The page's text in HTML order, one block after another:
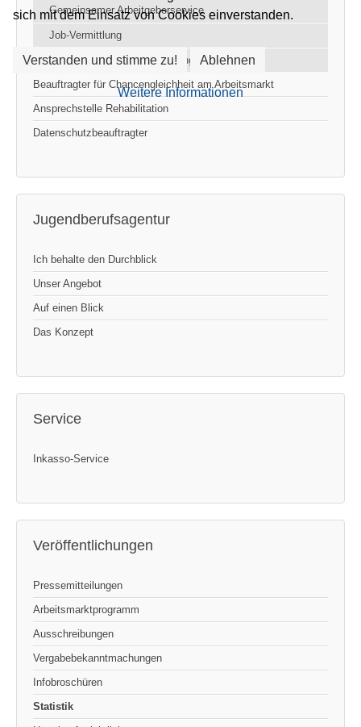
Gemeinsamer Arbeitgeberservice
Job-Vermittlung
Bewerberorientierte Vermittlung
Beauftragter für Chancengleichheit am Arbeitsmarkt
Ansprechstelle Rehabilitation
Datenschutzbeauftragter
Jugendberufsagentur
Ich behalte den Durchblick
Unser Angebot
Auf einen Blick
Das Konzept
Service
Inkasso-Service
Veröffentlichungen
Pressemitteilungen
Arbeitsmarktprogramm
Ausschreibungen
Vergabebekanntmachungen
Infobroschüren
Statistik
sich mit dem Einsatz von Cookies einverstanden.
Verstanden und stimme zu! Ablehnen
Weitere Informationen